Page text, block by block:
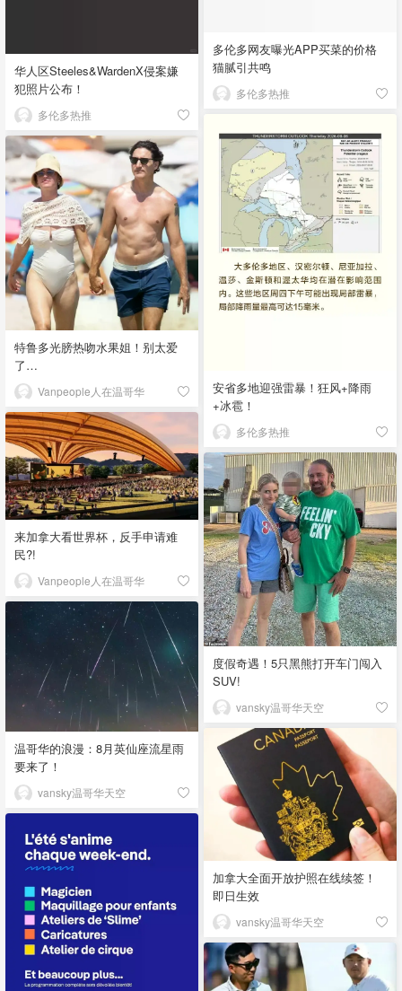
多伦多网友曝光APP买菜的价格
猫腻引共鸣
多伦多热推
华人区Steeles&WardenX侵案嫌
犯照片公布！
多伦多热推
安省多地迎强雷暴！狂风+降雨
+冰雹！
多伦多热推
特鲁多光膀热吻水果姐！别太爱
了…
Vanpeople人在温哥华
来加拿大看世界杯，反手申请难
民?!
Vanpeople人在温哥华
度假奇遇！5只黑熊打开车门闯入
SUV!
vansky温哥华天空
温哥华的浪漫：8月英仙座流星雨
要来了！
vansky温哥华天空
加拿大全面开放护照在线续签！
即日生效
vansky温哥华天空